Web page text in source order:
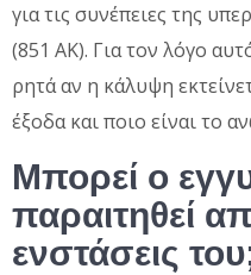
για τις συνέπειες της
(851 ΑΚ). Για τον λόγο
ρητά αν η κάλυψη
έξοδα και ποιο είναι το
Μπορεί ο
παραιτηθεί
ενστάσεις